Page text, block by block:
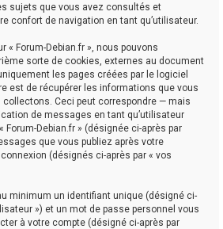
sujets que vous avez consultés et
confort de navigation en tant qu’utilisateur.
« Forum-Debian.fr », nous pouvons
sorte de cookies, externes au document
les pages créées par le logiciel
est de récupérer les informations que vous
Ceci peut correspondre — mais
de messages en tant qu’utilisateur
Forum-Debian.fr » (désignée ci-après par
que vous publiez après votre
(désignés ci-après par « vos
minimum un identifiant unique (désigné ci-
») et un mot de passe personnel vous
à votre compte (désigné ci-après par